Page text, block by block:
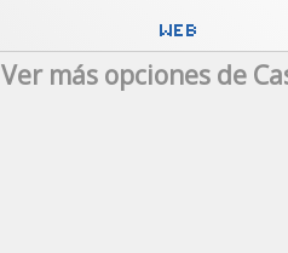
Ver más opciones de